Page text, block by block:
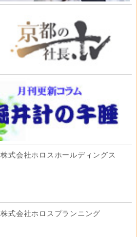
株式会社ホロスホールディングス
株式会社ホロスプランニング